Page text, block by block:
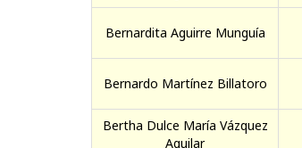
Bernardita Aguirre Munguía
Bernardo Martínez Billatoro
Bertha Dulce María Vázquez
Aguilar